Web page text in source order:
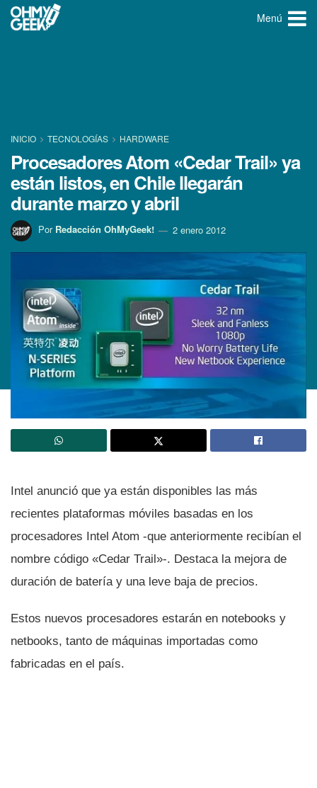
Menú
INICIO TECNOLOGÍ­AS HARDWARE
Procesadores Atom «Cedar Trail» ya
están listos, en Chile llegarán
durante marzo y abril
Por Redacción OhMyGeek! 2 enero 2012
Intel anunció que ya están disponibles las más
recientes plataformas móviles basadas en los
procesadores Intel Atom -que anteriormente recibí­an el
nombre código «Cedar Trail»-. Destaca la mejora de
duración de baterí­a y una leve baja de precios.
Estos nuevos procesadores estarán en notebooks y
netbooks, tanto de máquinas importadas como
fabricadas en el paí­s.